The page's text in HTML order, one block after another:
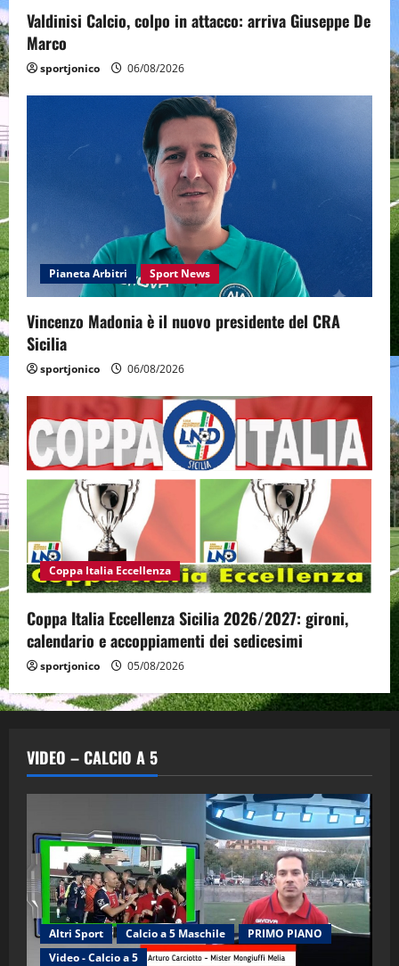
Valdinisi Calcio, colpo in attacco: arriva Giuseppe De
Marco
sportjonico 06/08/2026
Pianeta Arbitri Sport News
Vincenzo Madonia è il nuovo presidente del CRA
Sicilia
sportjonico 06/08/2026
Coppa Italia Eccellenza
Coppa Italia Eccellenza Sicilia 2026/2027: gironi,
calendario e accoppiamenti dei sedicesimi
sportjonico 05/08/2026
VIDEO – CALCIO A 5
Altri Sport Calcio a 5 Maschile
PRIMO PIANO
Video - Calcio a 5